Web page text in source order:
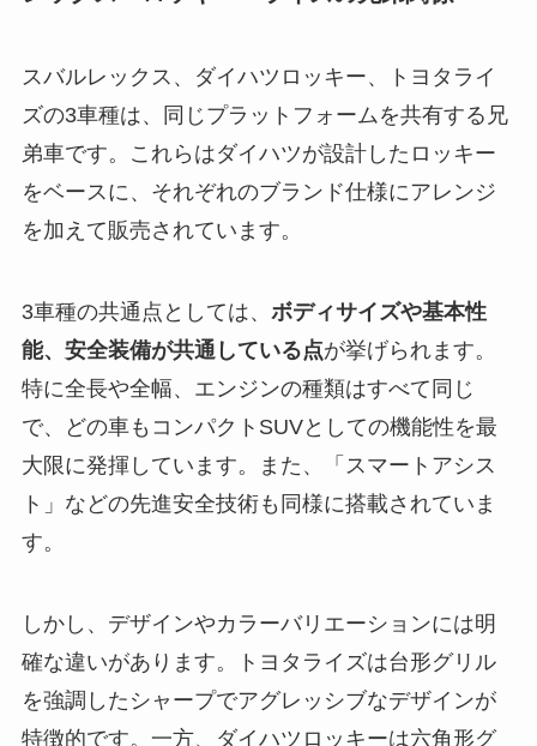
スバルレックス、ダイハツロッキー、トヨタライ
ズの3車種は、同じプラットフォームを共有する兄
弟車です。これらはダイハツが設計したロッキー
をベースに、それぞれのブランド仕様にアレンジ
を加えて販売されています。
3車種の共通点としては、 ボディサイズや基本性
能、安全装備が共通している点が挙げられます。
特に全長や全幅、エンジンの種類はすべて同じ
で、どの車もコンパクトSUVとしての機能性を最
大限に発揮しています。また、「スマートアシス
ト」などの先進安全技術も同様に搭載されていま
す。
しかし、デザインやカラーバリエーションには明
確な違いがあります。トヨタライズは台形グリル
を強調したシャープでアグレッシブなデザインが
特徴的です。一方、ダイハツロッキーは六角形グ